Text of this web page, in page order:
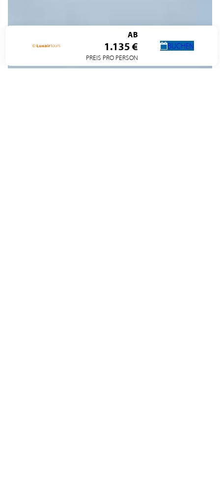
AB
1.135 €
PREIS PRO PERSON
BUCHEN